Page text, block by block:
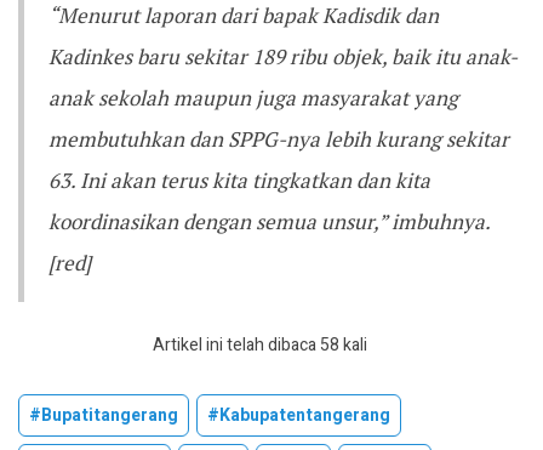
“Menurut laporan dari bapak Kadisdik dan
Kadinkes baru sekitar 189 ribu objek, baik itu anak-
anak sekolah maupun juga masyarakat yang
membutuhkan dan SPPG-nya lebih kurang sekitar
63. Ini akan terus kita tingkatkan dan kita
koordinasikan dengan semua unsur,” imbuhnya.
[red]
Artikel ini telah dibaca 58 kali
#bupatitangerang
#kabupatentangerang